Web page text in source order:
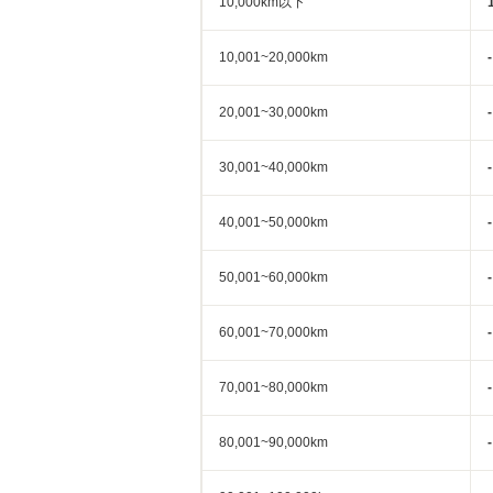
10,001~20,000km -
20,001~30,000km -
30,001~40,000km -
40,001~50,000km -
50,001~60,000km -
60,001~70,000km -
70,001~80,000km -
80,001~90,000km -